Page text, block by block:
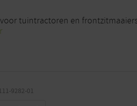
voor tuintractoren en
9282-01